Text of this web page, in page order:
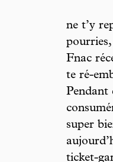
ne t’y
Fnac
te ré-
Pendant
super
ticket-